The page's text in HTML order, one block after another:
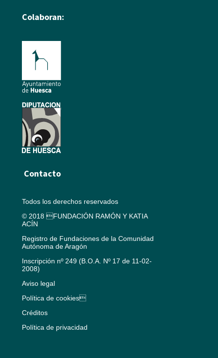
Colaboran:
Contacto
Todos los derechos reservados
© 2018 FUNDACIÓN RAMÓN Y KATIA
ACÍN
Registro de Fundaciones de la Comunidad
Autónoma de Aragón
Inscripción nº 249 (B.O.A. Nº 17 de 11-02-
2008)
Aviso legal
Política de cookies
Créditos
Política de privacidad